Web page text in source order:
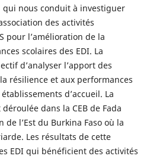
qui nous conduit à investiguer
des activités
pour l’amélioration de la
scolaires des EDI. La
d’analyser l’apport des
résilience et aux performances
d’accueil. La
dans la CEB de Fada
de l’Est du Burkina Faso où la
Les résultats de cette
EDI qui bénéficient des activités